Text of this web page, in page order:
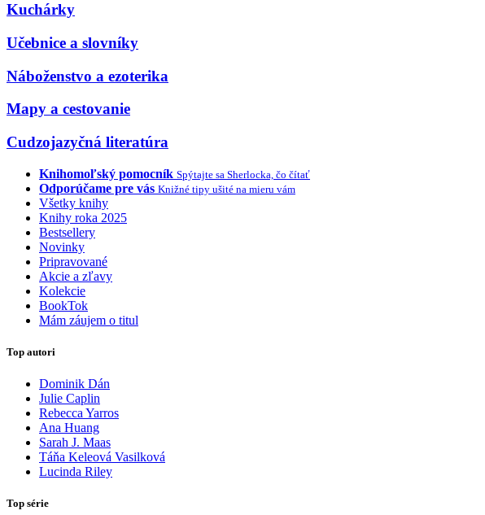
Kuchárky
Učebnice a slovníky
Náboženstvo a ezoterika
Mapy a cestovanie
Cudzojazyčná literatúra
Knihomoľský pomocník Spýtajte sa Sherlocka, čo čítať
Odporúčame pre vás Knižné tipy ušité na mieru vám
Všetky knihy
Knihy roka 2025
Bestsellery
Novinky
Pripravované
Akcie a zľavy
Kolekcie
BookTok
Mám záujem o titul
Top autori
Dominik Dán
Julie Caplin
Rebecca Yarros
Ana Huang
Sarah J. Maas
Táňa Keleová Vasilková
Lucinda Riley
Top série